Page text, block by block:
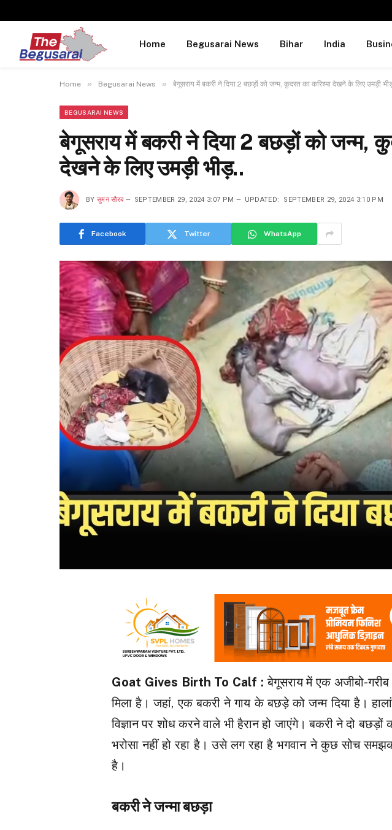
Home Begusarai News Bihar India
Home » Begusarai News » बेगूसराय में बकरी ने दिया 2 बछड़ों को जन्म, कुदरत का करिश्मा देखने के लिए उमड़ी
BEGUSARAI NEWS
बेगूसराय में बकरी ने दिया 2 बछड़ों को जन्म,
देखने के लिए उमड़ी भीड़..
BY सुमन सौरब SEPTEMBER 29, 2024 3:07 PM UPDATED: SEPTEMBER 29, 2024 3:10 PM
Facebook Twitter WhatsApp
Goat Gives Birth To Calf :बेगूसराय में एक अजीबो-
मिला है। जहां, एक बकरी ने गाय के बछड़े को जन्म दिया है।
विज्ञान पर शोध करने वाले भी हैरान हो जाएंगे। बकरी ने दो बछड़ों
भरोसा नहीं हो रहा है। उसे लग रहा है भगवान ने कुछ सोच
है।
बकरी ने जन्मा बछड़ा